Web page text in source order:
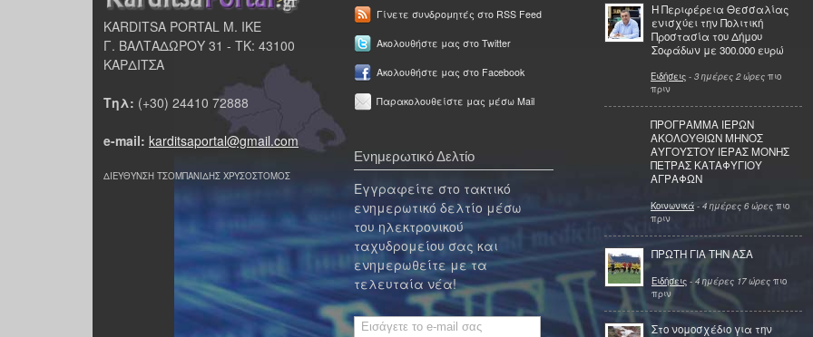
KARDITSA PORTAL Μ. ΙΚΕ
Γ. ΒΑΛΤΑΔΩΡΟΥ 31 - ΤΚ: 43100
ΚΑΡΔΙΤΣΑ
Τηλ: (+30) 24410 72888
e-mail: karditsaportal@gmail.com
ΔΙΕΥΘΥΝΣΗ ΤΣΟΜΠΑΝΙΔΗΣ ΧΡΥΣΟΣΤΟΜΟΣ
Γίνετε συνδρομητές στο RSS Feed
Ακολουθήστε μας στο Twitter
Ακολουθήστε μας στο Facebook
Παρακολουθείστε μας μέσω Mail
Ενημερωτικό Δελτίο
Εγγραφείτε στο τακτικό
ενημερωτικό δελτίο μέσω
του ηλεκτρονικού
ταχυδρομείου σας και
ενημερωθείτε με τα
τελευταία νέα!
Η Περιφέρεια Θεσσαλίας
ενισχύει την Πολιτική
Προστασία του Δήμου
Σοφάδων με 300.000 ευρώ
Ειδήσεις - 3 ημέρες 2 ώρες πιο
πριν
ΠΡΟΓΡΑΜΜΑ ΙΕΡΩΝ
ΑΚΟΛΟΥΘΙΩΝ ΜΗΝΟΣ
ΑΥΓΟΥΣΤΟΥ ΙΕΡΑΣ ΜΟΝΗΣ
ΠΕΤΡΑΣ ΚΑΤΑΦΥΓΙΟΥ
ΑΓΡΑΦΩΝ
Κοινωνικά - 4 ημέρες 6 ώρες πιο
πριν
ΠΡΩΤΗ ΓΙΑ ΤΗΝ ΑΣΑ
Ειδήσεις - 4 ημέρες 17 ώρες πιο
πριν
Στο νομοσχέδιο για την